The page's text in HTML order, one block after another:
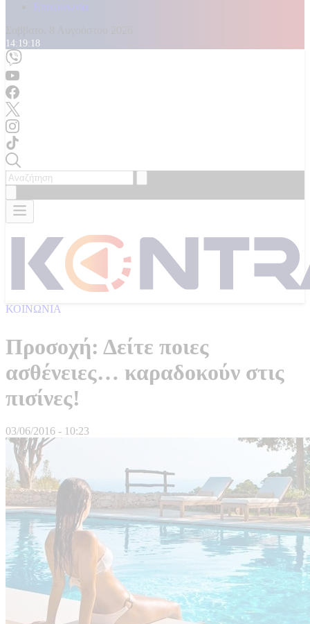
Επικοινωνία
14:19:20
ΚΟΙΝΩΝΙΑ
Προσοχή: Δείτε ποιες
ασθένειες… καραδοκούν στις
πισίνες!
03/06/2016 - 10:23